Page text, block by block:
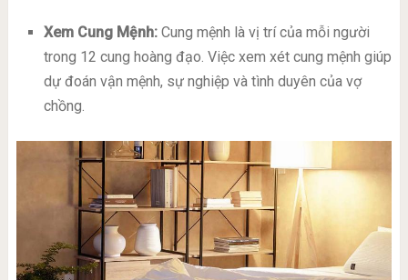
Xem Cung Mệnh:Cung mệnh là vị trí của mỗi người
trong 12 cung hoàng đạo. Việc xem xét cung mệnh giúp
dự đoán vận mệnh, sự nghiệp và tình duyên của vợ
chồng.